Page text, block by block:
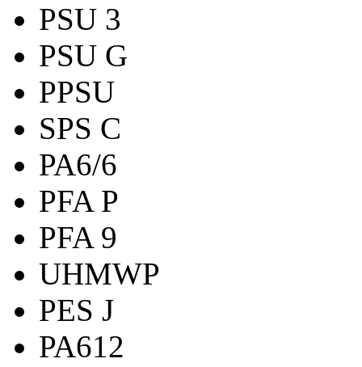
PSU 3
PSU G
PPSU
SPS C
PA6/6
PFA P
PFA 9
UHMWP
PES J
PA612